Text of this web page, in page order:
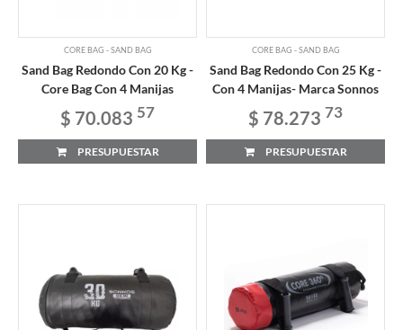
CORE BAG - SAND BAG
Sand Bag Redondo Con 20 Kg -
Core Bag Con 4 Manijas
$ 70.083 57
PRESUPUESTAR
CORE BAG - SAND BAG
Sand Bag Redondo Con 25 Kg -
Con 4 Manijas- Marca Sonnos
$ 78.273 73
PRESUPUESTAR